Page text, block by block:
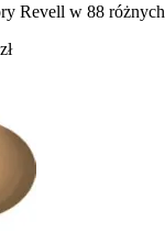
Revell w 88